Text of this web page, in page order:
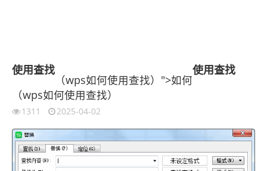
使用查找
（wps如何使用查找）">如何
使用查找
（wps如何使用查找）
1311 2025-04-02